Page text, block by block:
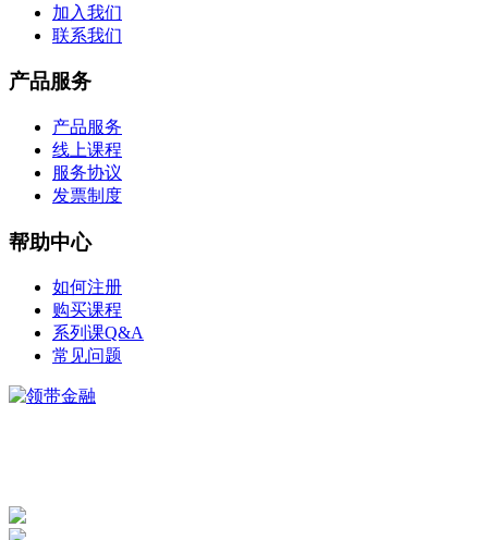
加入我们
联系我们
产品服务
产品服务
线上课程
服务协议
发票制度
帮助中心
如何注册
购买课程
系列课Q&A
常见问题